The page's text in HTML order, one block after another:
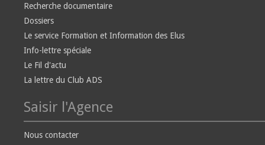
Recherche documentaire
Dossiers
Le service Formation et Information des Elus
Info-lettre spéciale
Le Fil d'actu
La lettre du Club ADS
Saisir l'Agence
Nous contacter